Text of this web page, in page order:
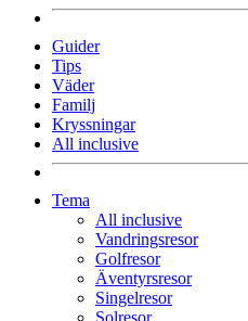
Guider
Tips
Väder
Familj
Kryssningar
All inclusive
Tema
All inclusive
Vandringsresor
Golfresor
Äventyrsresor
Singelresor
Solresor